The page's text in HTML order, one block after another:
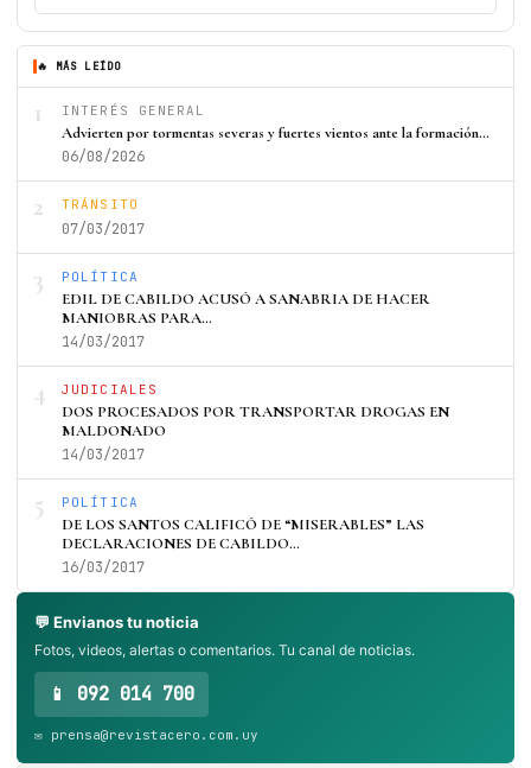
🔥 MÁS LEÍDO
1 INTERÉS GENERAL
Advierten por tormentas severas y fuertes vientos ante la formación…
06/08/2026
2 TRÁNSITO
07/03/2017
3 POLÍTICA
EDIL DE CABILDO ACUSÓ A SANABRIA DE HACER
MANIOBRAS PARA…
14/03/2017
4 JUDICIALES
DOS PROCESADOS POR TRANSPORTAR DROGAS EN
MALDONADO
14/03/2017
5 POLÍTICA
DE LOS SANTOS CALIFICÓ DE “MISERABLES” LAS
DECLARACIONES DE CABILDO…
16/03/2017
💬 Envianos tu noticia
Fotos, videos, alertas o comentarios. Tu canal de noticias.
📱 092 014 700
✉️ prensa@revistacero.com.uy